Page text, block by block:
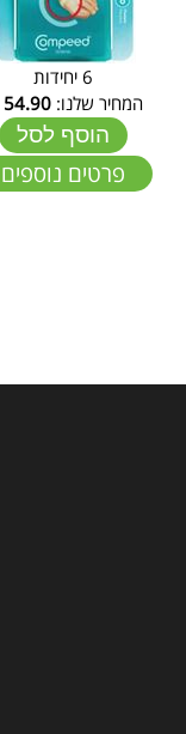
6 יחידות
המחיר שלנו:54.90
הוסף לסל
פרטים נוספים